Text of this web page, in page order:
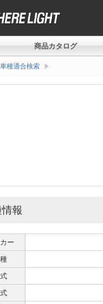
商品カタログ
車種適合検索
報
ー